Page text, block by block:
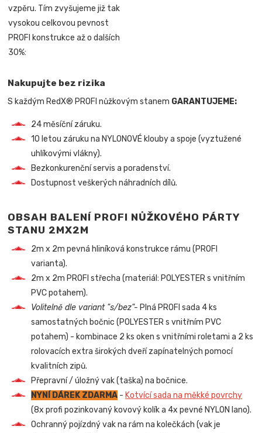
vzpěru. Tím zvyšujeme již tak
vysokou celkovou pevnost
PROFI konstrukce až o dalších
30%:
Nakupujte bez rizika
S každým RedX® PROFI nůžkovým stanem GARANTUJEME:
24 měsíční záruku.
10 letou záruku na NYLONOVÉ klouby a spoje (vyztužené
uhlíkovými vlákny).
Bezkonkurenční servis a poradenství.
Dostupnost veškerých náhradních dílů.
OBSAH BALENÍ PROFI NŮŽKOVÉHO PÁRTY
STANU 2MX2M
2m x 2m pevná hliníková konstrukce rámu (PROFI
varianta).
2m x 2m PROFI střecha (materiál: POLYESTER s vnitřním
PVC potahem).
Volitelně dle variant "s/bez"- Plná PROFI sada 4 ks
samostatných bočnic (POLYESTER s vnitřním PVC
potahem) - kombinace 2 ks oken s vnitřními roletami a 2 ks
rolovacích extra širokých dveří zapínatelných pomocí
kvalitních zipů.
Přepravní / úložný vak (taška) na bočnice.
NYNÍ DÁREK ZDARMA - Kotvící sada na měkké povrchy
(8x profi pozinkovaný kovový kolík a 4x pevné NYLON lano).
Ochranný pojízdný vak na rám na kolečkách (vak je